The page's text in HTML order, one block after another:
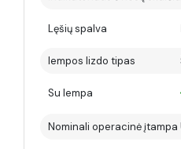
Lęšių spalva
lempos lizdo tipas
Su lempa
Nominali operacinė įtampa